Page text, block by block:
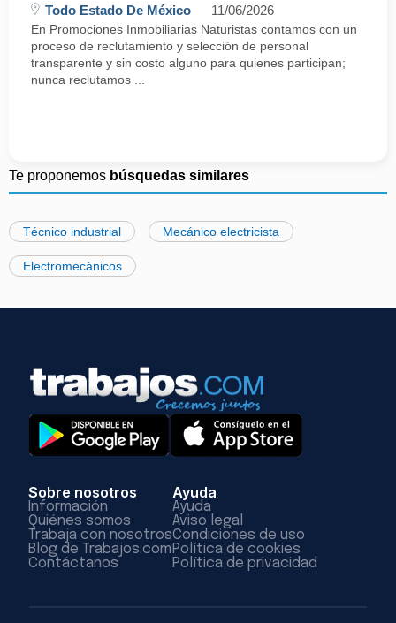
Todo Estado De México 11/06/2026
En Promociones Inmobiliarias Naturistas contamos con un
proceso de reclutamiento y selección de personal
transparente y sin costo alguno para quienes participan;
nunca reclutamos ...
Te proponemos búsquedas similares
Técnico industrial Mecánico electricista
Electromecánicos
Sobre nosotros
Información
Quiénes somos
Trabaja con nosotros
Blog de Trabajos.com
Contáctanos
Ayuda
Ayuda
Aviso legal
Condiciones de uso
Política de cookies
Política de privacidad